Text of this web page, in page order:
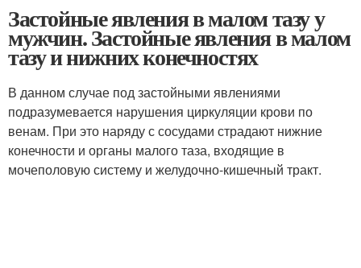
Застойные явления в малом тазу у
мужчин. Застойные явления в малом
тазу и нижних конечностях
В данном случае под застойными явлениями
подразумевается нарушения циркуляции крови по
венам. При это наряду с сосудами страдают нижние
конечности и органы малого таза, входящие в
мочеполовую систему и желудочно-кишечный тракт.